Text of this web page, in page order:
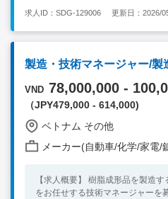
力が必要とされますが、その分やりが
要件】 ・四年制大学を卒業し、
中～大規模工場での製織または製編工程
は製編の生産設備知識や操作経験 ・糸知識（主にポリエステ
ル）他繊維の知識があれば尚良い 【歓迎要件】 ・日常会話レベ
ルの英語ができれば望ましい ・海外（特に東南アジア諸国）で
の業務経験あれば望ましい ・現地スタッフのマネジメント経験
があれば望ましい
求人ID：SDG-129006 更新日：2026/
製造・技術マネージャー/製
VND 78,000,000 -
（JPY479,000 - 614,000)
ベトナム その他
メーカー(自動車/化学/家電
【求人概要】 樹脂成形品を製造
をお任せする技術マネージャーを